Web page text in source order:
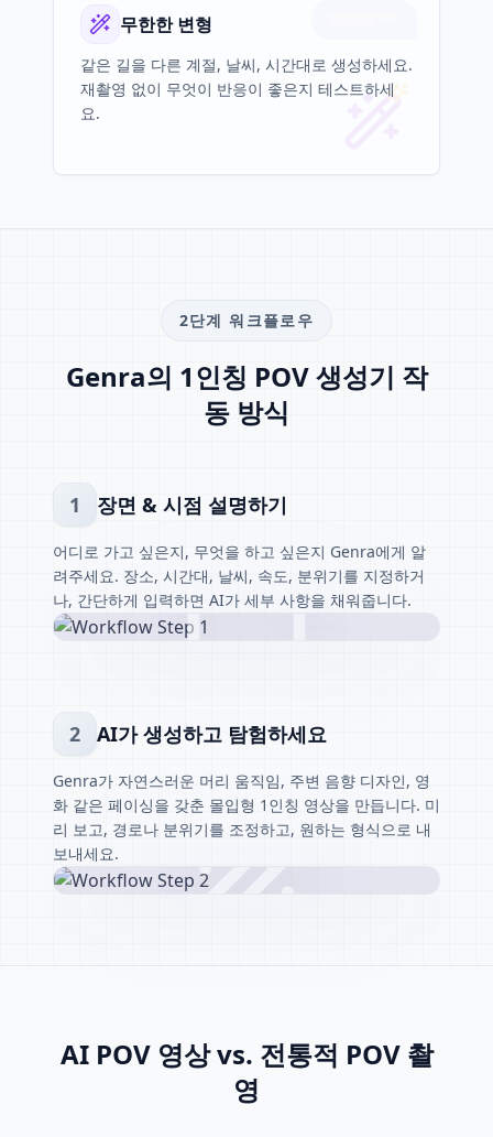
무한한 변형
같은 길을 다른 계절, 날씨, 시간대로 생성하세요.
재촬영 없이 무엇이 반응이 좋은지 테스트하세
요.
2단계 워크플로우
Genra의 1인칭 POV 생성기 작
동 방식
1 장면 & 시점 설명하기
어디로 가고 싶은지, 무엇을 하고 싶은지 Genra에게 알
려주세요. 장소, 시간대, 날씨, 속도, 분위기를 지정하거
나, 간단하게 입력하면 AI가 세부 사항을 채워줍니다.
2 AI가 생성하고 탐험하세요
Genra가 자연스러운 머리 움직임, 주변 음향 디자인, 영
화 같은 페이싱을 갖춘 몰입형 1인칭 영상을 만듭니다. 미
리 보고, 경로나 분위기를 조정하고, 원하는 형식으로 내
보내세요.
AI POV 영상 vs. 전통적 POV 촬
영